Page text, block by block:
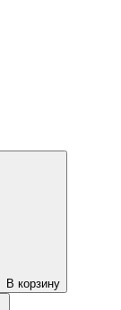
В корзину